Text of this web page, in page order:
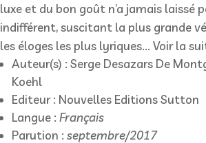
luxe et du bon goût n’a jamais laissé
indifférent, suscitant la plus grande
les éloges les plus lyriques... Voir la
Auteur(s) : Serge Desazars De
Koehl
Editeur : Nouvelles Editions Sutton
Langue : Français
Parution : septembre/2017